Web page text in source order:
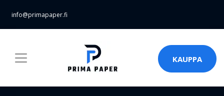
info@primapaper.fi
KAUPPA